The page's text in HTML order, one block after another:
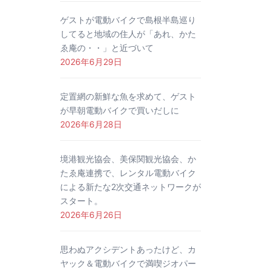
ゲストが電動バイクで島根半島巡り
してると地域の住人が「あれ、かた
ゑ庵の・・」と近づいて
2026年6月29日
定置網の新鮮な魚を求めて、ゲスト
が早朝電動バイクで買いだしに
2026年6月28日
境港観光協会、美保関観光協会、か
たゑ庵連携で、レンタル電動バイク
による新たな2次交通ネットワークが
スタート。
2026年6月26日
思わぬアクシデントあったけど、カ
ヤック＆電動バイクで満喫ジオパー